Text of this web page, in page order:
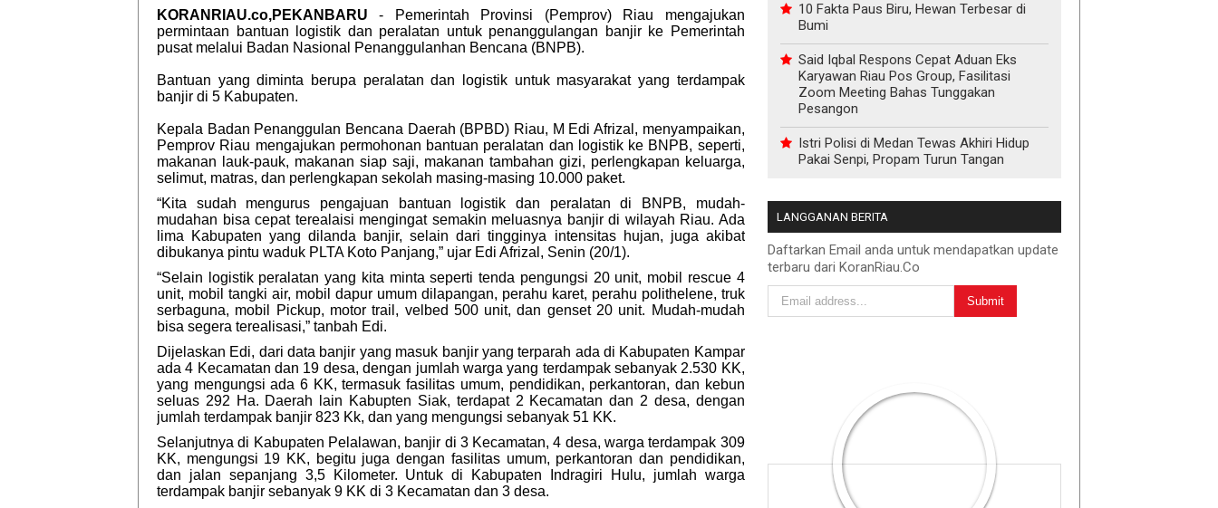
KORANRIAU.co,PEKANBARU - Pemerintah Provinsi (Pemprov) Riau mengajukan
permintaan bantuan logistik dan peralatan untuk penanggulangan banjir ke Pemerintah
pusat melalui Badan Nasional Penanggulanhan Bencana (BNPB).
Bantuan yang diminta berupa peralatan dan logistik untuk masyarakat yang terdampak
banjir di 5 Kabupaten.
Kepala Badan Penanggulan Bencana Daerah (BPBD) Riau, M Edi Afrizal, menyampaikan,
Pemprov Riau mengajukan permohonan bantuan peralatan dan logistik ke BNPB, seperti,
makanan lauk-pauk, makanan siap saji, makanan tambahan gizi, perlengkapan keluarga,
selimut, matras, dan perlengkapan sekolah masing-masing 10.000 paket.
“Kita sudah mengurus pengajuan bantuan logistik dan peralatan di BNPB, mudah-
mudahan bisa cepat terealaisi mengingat semakin meluasnya banjir di wilayah Riau. Ada
lima Kabupaten yang dilanda banjir, selain dari tingginya intensitas hujan, juga akibat
dibukanya pintu waduk PLTA Koto Panjang,” ujar Edi Afrizal, Senin (20/1).
“Selain logistik peralatan yang kita minta seperti tenda pengungsi 20 unit, mobil rescue 4
unit, mobil tangki air, mobil dapur umum dilapangan, perahu karet, perahu polithelene, truk
serbaguna, mobil Pickup, motor trail, velbed 500 unit, dan genset 20 unit. Mudah-mudah
bisa segera terealisasi,” tanbah Edi.
Dijelaskan Edi, dari data banjir yang masuk banjir yang terparah ada di Kabupaten Kampar
ada 4 Kecamatan dan 19 desa, dengan jumlah warga yang terdampak sebanyak 2.530 KK,
yang mengungsi ada 6 KK, termasuk fasilitas umum, pendidikan, perkantoran, dan kebun
seluas 292 Ha. Daerah lain Kabupten Siak, terdapat 2 Kecamatan dan 2 desa, dengan
jumlah terdampak banjir 823 Kk, dan yang mengungsi sebanyak 51 KK.
Selanjutnya di Kabupaten Pelalawan, banjir di 3 Kecamatan, 4 desa, warga terdampak 309
KK, mengungsi 19 KK, begitu juga dengan fasilitas umum, perkantoran dan pendidikan,
dan jalan sepanjang 3,5 Kilometer. Untuk di Kabupaten Indragiri Hulu, jumlah warga
terdampak banjir sebanyak 9 KK di 3 Kecamatan dan 3 desa.
10 Fakta Paus Biru, Hewan Terbesar di
Bumi
Said Iqbal Respons Cepat Aduan Eks
Karyawan Riau Pos Group, Fasilitasi
Zoom Meeting Bahas Tunggakan
Pesangon
Istri Polisi di Medan Tewas Akhiri Hidup
Pakai Senpi, Propam Turun Tangan
LANGGANAN BERITA
Daftarkan Email anda untuk mendapatkan update
terbaru dari KoranRiau.Co